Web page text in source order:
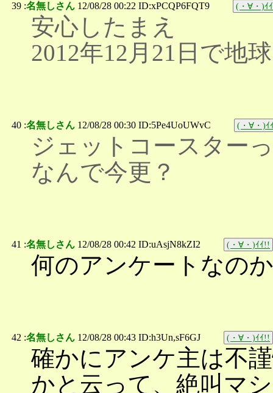
39 :名無しさん 12/08/28 00:22 ID:xPCQP6FQT9 (・∀・)ｲ
安心したまえ
2012年12月21日で地
40 :名無しさん 12/08/28 00:30 ID:5Pe4UoUWvC (・∀・)ｲ
ジェットコースター
なんで今更？
41 :名無しさん 12/08/28 00:42 ID:uAsjN8kZI2 (・∀・)ｲｲ!!
何のアンケートなの
42 :名無しさん 12/08/28 00:43 ID:h3Un,sF6GJ (・∀・)ｲｲ!!
確かにアンケ主は不
かと云って、絶叫マ